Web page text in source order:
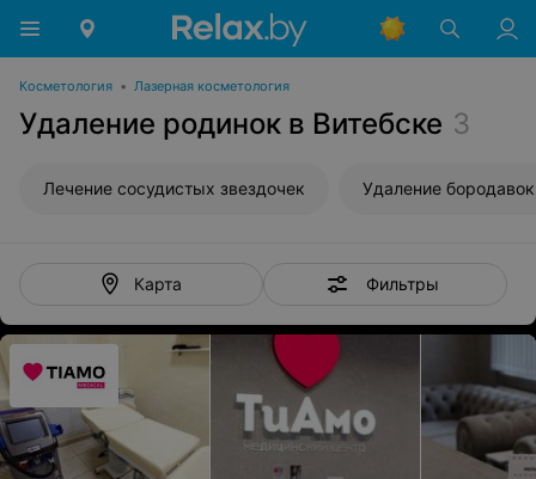
Косметология • Лазерная косметология
Удаление родинок в Витебске 3
Лечение сосудистых звездочек Удаление бородавок
Карта Фильтры